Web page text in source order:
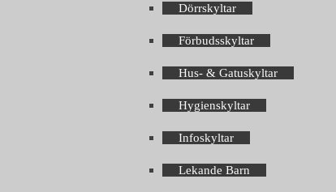
Dörrskyltar
Förbudsskyltar
Hus- & Gatuskyltar
Hygienskyltar
Infoskyltar
Lekande Barn